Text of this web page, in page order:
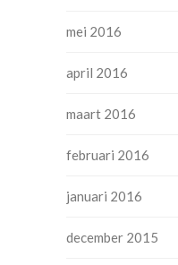
mei 2016
april 2016
maart 2016
februari 2016
januari 2016
december 2015